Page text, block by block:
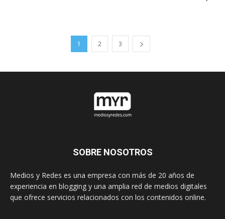
1 2 3
SOBRE NOSOTROS
Medios y Redes es una empresa con más de 20 años de
experiencia en blogging y una amplia red de medios digitales
que ofrece servicios relacionados con los contenidos online.